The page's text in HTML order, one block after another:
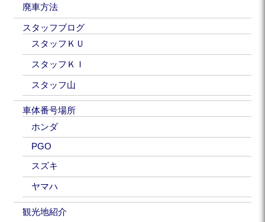
廃車方法
スタッフブログ
スタッフＫＵ
スタッフＫＩ
スタッフ山
車体番号場所
ホンダ
PGO
スズキ
ヤマハ
観光地紹介